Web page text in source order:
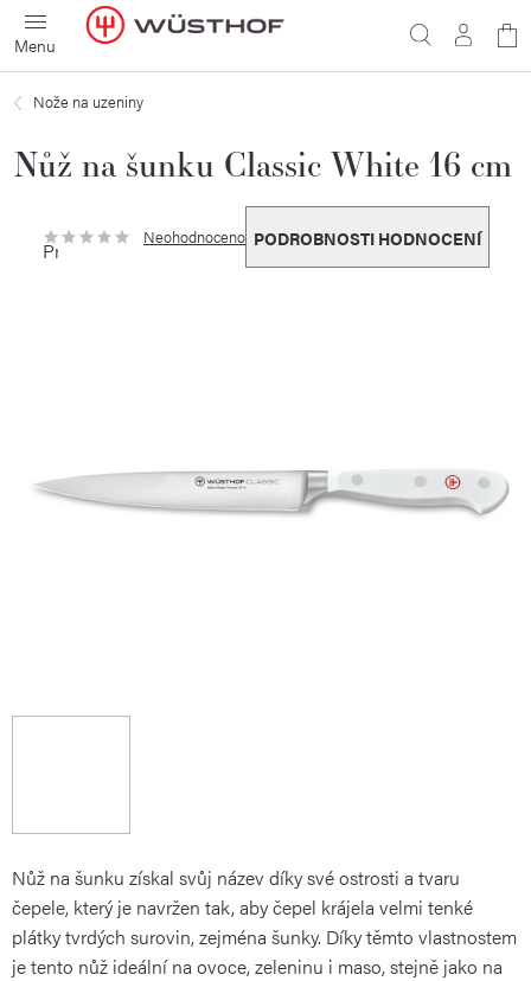
Přejít
na
obsah
Nože na uzeniny
Nůž na šunku Classic White 16 cm
Průměrné
hodnocení
Neohodnoceno PODROBNOSTI HODNOCENÍ
Nůž na šunku získal svůj název díky své ostrosti a tvaru
čepele, který je navržen tak, aby čepel krájela velmi tenké
plátky tvrdých surovin, zejména šunky. Díky těmto vlastnostem
je tento nůž ideální na ovoce, zeleninu i maso, stejně jako na